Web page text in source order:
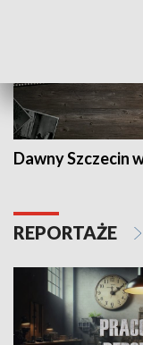
Dawny Szczecin
REPORTAŻE